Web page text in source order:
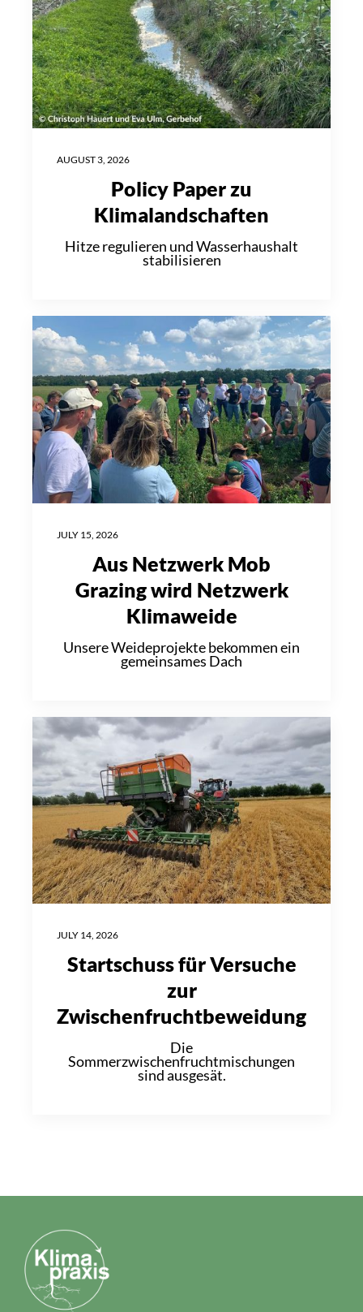
AUGUST 3, 2026
Policy Paper zu
Klimalandschaften
Hitze regulieren und Wasserhaushalt
stabilisieren
JULY 15, 2026
Aus Netzwerk Mob
Grazing wird Netzwerk
Klimaweide
Unsere Weideprojekte bekommen ein
gemeinsames Dach
JULY 14, 2026
Startschuss für Versuche
zur
Zwischenfruchtbeweidung
Die
Sommerzwischenfruchtmischungen
sind ausgesät.